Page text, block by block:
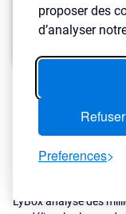
proposer des
d’analyser
Preferences
Un investisseur doit
doit aussi connaître
LyBox analyse des